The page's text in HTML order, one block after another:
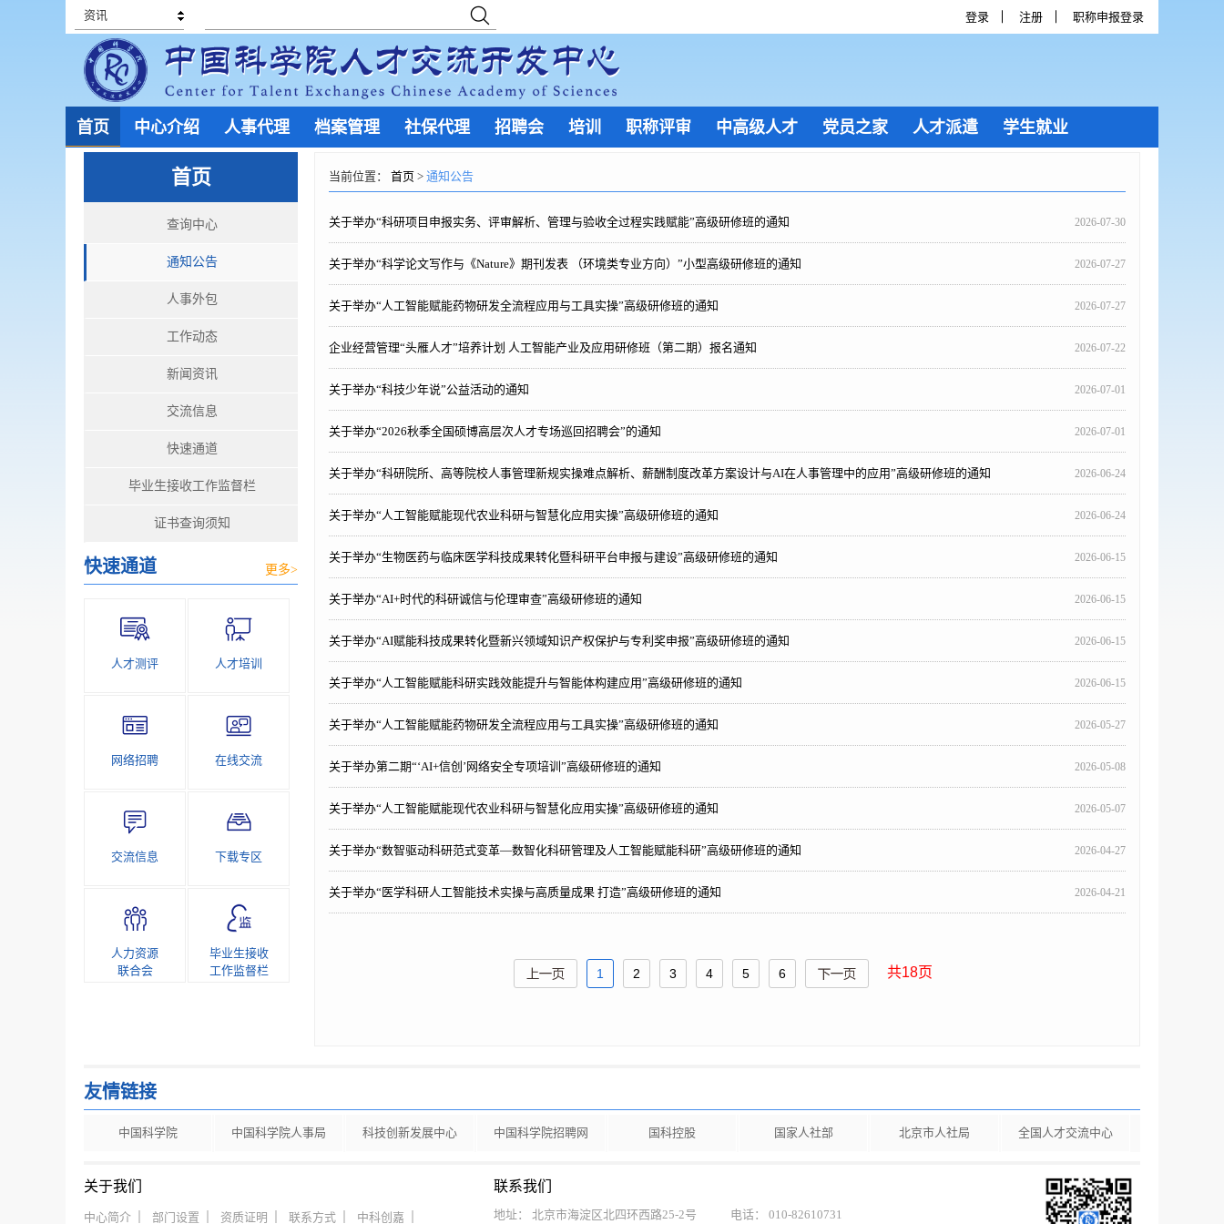
资讯 登录 注册 职称申报登录
首页 中心介绍 人事代理 档案管理 社保代理 招聘会 培训 职称评审 中高级人才 党员之家 人才派遣 学生就业
首页
查询中心
通知公告
人事外包
工作动态
新闻资讯
交流信息
快速通道
毕业生接收工作监督栏
证书查询须知
快速通道 更多>
人才测评 人才培训
网络招聘 在线交流
交流信息 下载专区
人力资源
联合会
毕业生接收
工作监督栏
当前位置： 首页 > 通知公告
关于举办“科研项目申报实务、评审解析、管理与验收全过程实践赋能”高级研修班的通知 2026-07-30
关于举办“科学论文写作与《Nature》期刊发表 （环境类专业方向）”小型高级研修班的通知 2026-07-27
关于举办“人工智能赋能药物研发全流程应用与工具实操”高级研修班的通知 2026-07-27
企业经营管理“头雁人才”培养计划 人工智能产业及应用研修班（第二期）报名通知 2026-07-22
关于举办“科技少年说”公益活动的通知 2026-07-01
关于举办“2026秋季全国硕博高层次人才专场巡回招聘会”的通知 2026-07-01
关于举办“科研院所、高等院校人事管理新规实操难点解析、薪酬制度改革方案设计与AI在人事管理中的应用”高级研修班的通知 2026-06-24
关于举办“人工智能赋能现代农业科研与智慧化应用实操”高级研修班的通知 2026-06-24
关于举办“生物医药与临床医学科技成果转化暨科研平台申报与建设”高级研修班的通知 2026-06-15
关于举办“AI+时代的科研诚信与伦理审查”高级研修班的通知 2026-06-15
关于举办“AI赋能科技成果转化暨新兴领域知识产权保护与专利奖申报”高级研修班的通知 2026-06-15
关于举办“人工智能赋能科研实践效能提升与智能体构建应用”高级研修班的通知 2026-06-15
关于举办“人工智能赋能药物研发全流程应用与工具实操”高级研修班的通知 2026-05-27
关于举办第二期“‘AI+信创’网络安全专项培训”高级研修班的通知 2026-05-08
关于举办“人工智能赋能现代农业科研与智慧化应用实操”高级研修班的通知 2026-05-07
关于举办“数智驱动科研范式变革—数智化科研管理及人工智能赋能科研”高级研修班的通知 2026-04-27
关于举办“医学科研人工智能技术实操与高质量成果 打造”高级研修班的通知 2026-04-21
1 2 3 4 5 6 共18页
友情链接
中国科学院 中国科学院人事局 科技创新发展中心 中国科学院招聘网 国科控股 国家人社部 北京市人社局 全国人才交流中心
关于我们
中心简介 部门设置 资质证明 联系方式 中科创嘉
联系我们
地址： 北京市海淀区北四环西路25-2号 电话： 010-82610731